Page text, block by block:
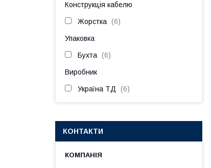
Конструкція кабелю
Жорстка 6
Упаковка
Бухта 6
Виробник
Україна ТД 6
КОНТАКТИ